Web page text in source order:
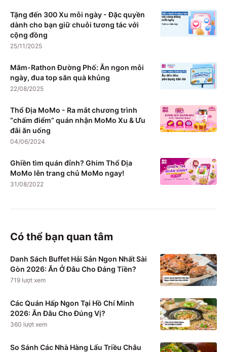
Tặng đến 300 Xu mỗi ngày - Đặc quyền
dành cho bạn giữ chuỗi tương tác với
cộng đồng
25/11/2025
Măm-Rathon Đường Phố: Ăn ngon mỗi
ngày, đua top săn quà khủng
22/08/2025
Thổ Địa MoMo - Ra mắt chương trình
“chấm điểm” quán nhận MoMo Xu & Ưu
đãi ăn uống
04/06/2024
Ghiền tìm quán đỉnh? Ghim Thổ Địa
MoMo lên trang chủ MoMo ngay!
31/08/2022
Có thể bạn quan tâm
Danh Sách Buffet Hải Sản Ngon Nhất Sài
Gòn 2026: Ăn Ở Đâu Cho Đáng Tiền?
719 lượt xem
Các Quán Hấp Ngon Tại Hồ Chí Minh
2026: Ăn Đâu Cho Đúng Vị?
360 lượt xem
So Sánh Các Nhà Hàng Lẩu Triều Châu